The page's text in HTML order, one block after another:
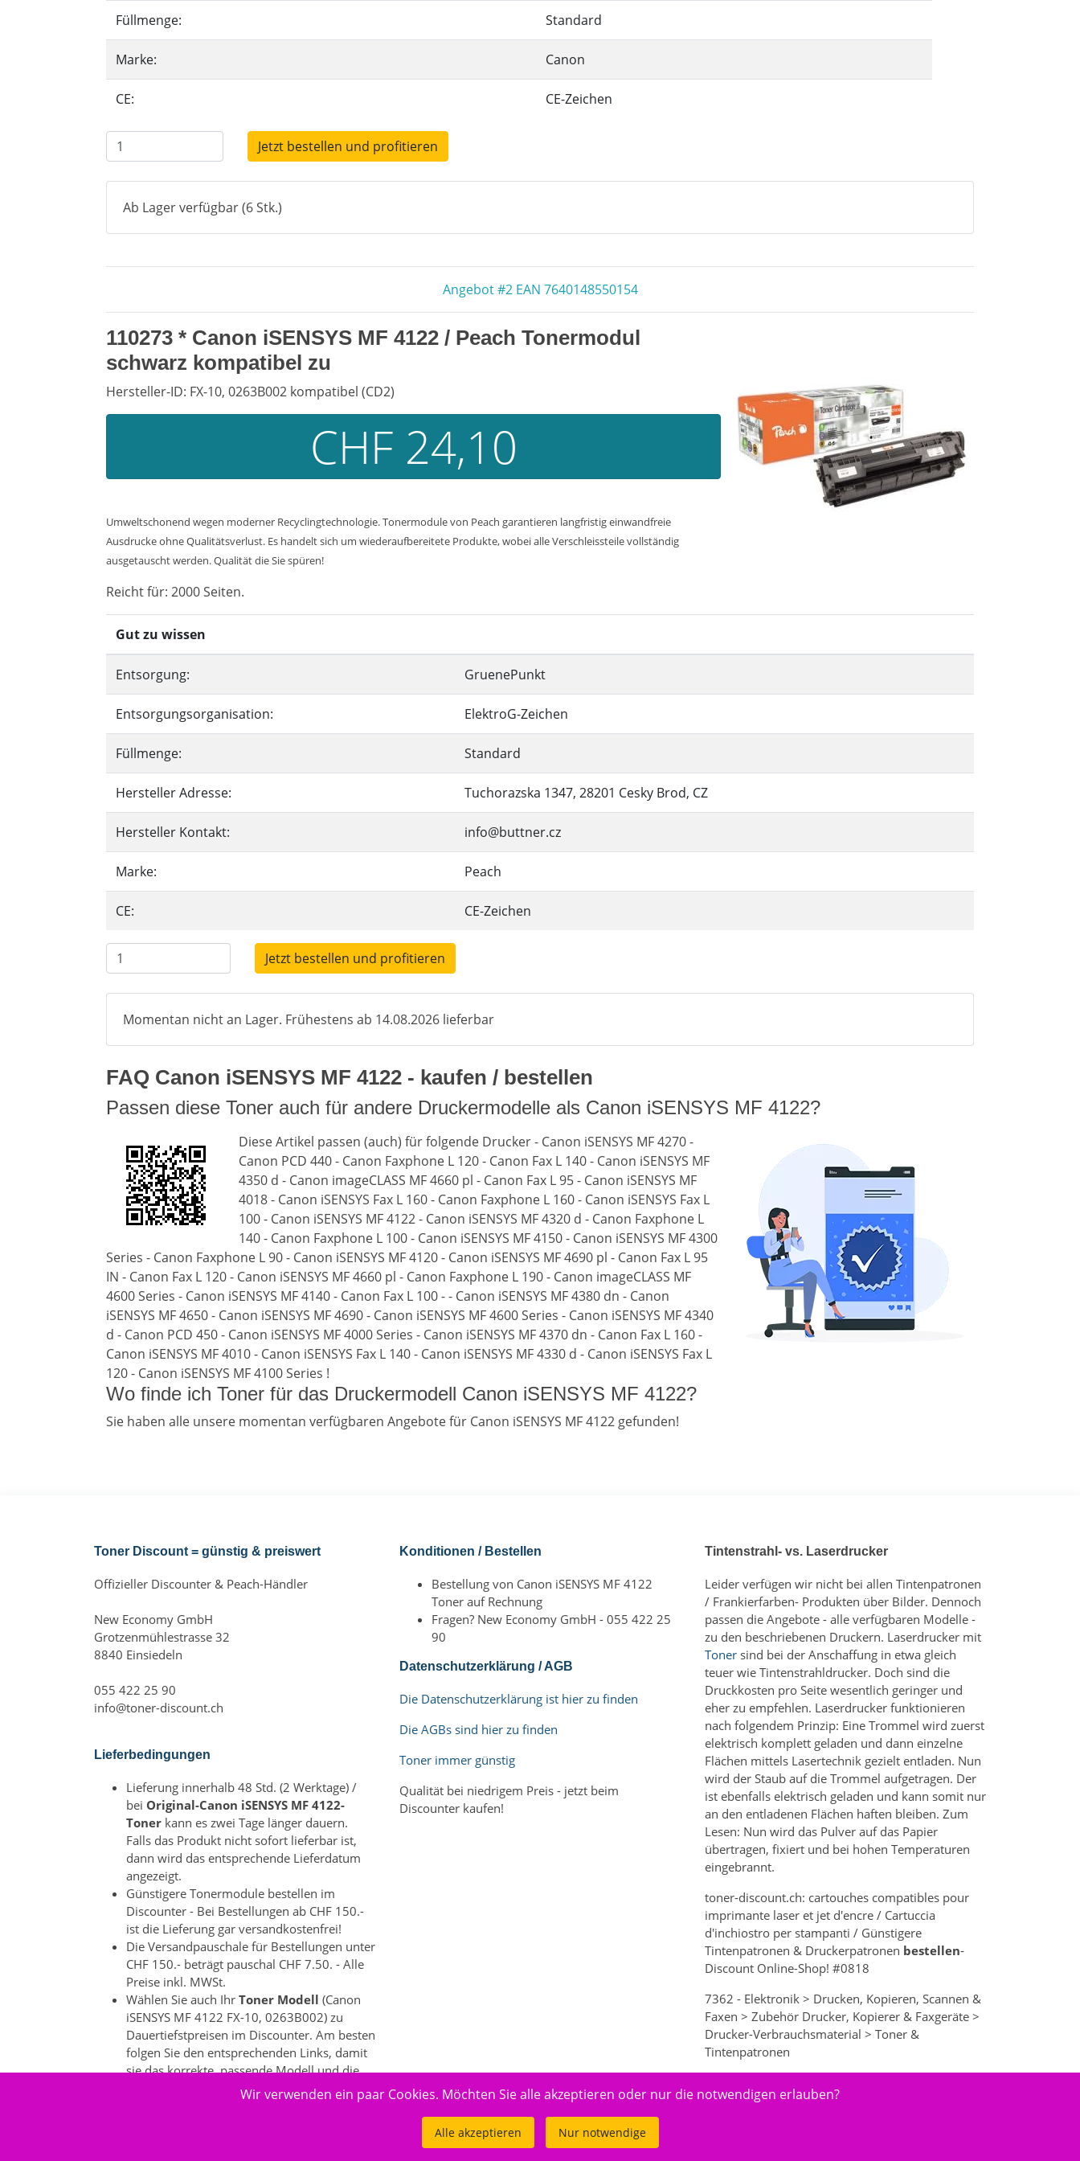
Füllmenge: Standard
Marke: Canon
CE: CE-Zeichen
Jetzt bestellen und profitieren
Ab Lager verfügbar (6 Stk.)
Angebot #2 EAN 7640148550154
110273 * Canon iSENSYS MF 4122 / Peach Tonermodul
schwarz kompatibel zu
Hersteller-ID: FX-10, 0263B002 kompatibel (CD2)
CHF 24,10
Umweltschonend wegen moderner Recyclingtechnologie. Tonermodule von Peach garantieren langfristig einwandfreie
Ausdrucke ohne Qualitätsverlust. Es handelt sich um wiederaufbereitete Produkte, wobei alle Verschleissteile vollständig
ausgetauscht werden. Qualität die Sie spüren!
Reicht für: 2000 Seiten.
Gut zu wissen
Entsorgung: GruenePunkt
Entsorgungsorganisation: ElektroG-Zeichen
Füllmenge: Standard
Hersteller Adresse: Tuchorazska 1347, 28201 Cesky Brod, CZ
Hersteller Kontakt: info@buttner.cz
Marke: Peach
CE: CE-Zeichen
Jetzt bestellen und profitieren
Momentan nicht an Lager. Frühestens ab 14.08.2026 lieferbar
FAQ Canon iSENSYS MF 4122 - kaufen / bestellen
Passen diese Toner auch für andere Druckermodelle als Canon iSENSYS MF 4122?
Diese Artikel passen (auch) für folgende Drucker - Canon iSENSYS MF 4270 -
Canon PCD 440 - Canon Faxphone L 120 - Canon Fax L 140 - Canon iSENSYS MF
4350 d - Canon imageCLASS MF 4660 pl - Canon Fax L 95 - Canon iSENSYS MF
4018 - Canon iSENSYS Fax L 160 - Canon Faxphone L 160 - Canon iSENSYS Fax L
100 - Canon iSENSYS MF 4122 - Canon iSENSYS MF 4320 d - Canon Faxphone L
140 - Canon Faxphone L 100 - Canon iSENSYS MF 4150 - Canon iSENSYS MF 4300
Series - Canon Faxphone L 90 - Canon iSENSYS MF 4120 - Canon iSENSYS MF 4690 pl - Canon Fax L 95
IN - Canon Fax L 120 - Canon iSENSYS MF 4660 pl - Canon Faxphone L 190 - Canon imageCLASS MF
4600 Series - Canon iSENSYS MF 4140 - Canon Fax L 100 - - Canon iSENSYS MF 4380 dn - Canon
iSENSYS MF 4650 - Canon iSENSYS MF 4690 - Canon iSENSYS MF 4600 Series - Canon iSENSYS MF 4340
d - Canon PCD 450 - Canon iSENSYS MF 4000 Series - Canon iSENSYS MF 4370 dn - Canon Fax L 160 -
Canon iSENSYS MF 4010 - Canon iSENSYS Fax L 140 - Canon iSENSYS MF 4330 d - Canon iSENSYS Fax L
120 - Canon iSENSYS MF 4100 Series !
Wo finde ich Toner für das Druckermodell Canon iSENSYS MF 4122?
Sie haben alle unsere momentan verfügbaren Angebote für Canon iSENSYS MF 4122 gefunden!
Toner Discount = günstig & preiswert
Offizieller Discounter & Peach-Händler
New Economy GmbH
Grotzenmühlestrasse 32
8840 Einsiedeln
055 422 25 90
info@toner-discount.ch
Lieferbedingungen
Lieferung innerhalb 48 Std. (2 Werktage) /
bei Original-Canon iSENSYS MF 4122-
Toner kann es zwei Tage länger dauern.
Falls das Produkt nicht sofort lieferbar ist,
dann wird das entsprechende Lieferdatum
angezeigt.
Günstigere Tonermodule bestellen im
Discounter - Bei Bestellungen ab CHF 150.-
ist die Lieferung gar versandkostenfrei!
Die Versandpauschale für Bestellungen unter
CHF 150.- beträgt pauschal CHF 7.50. - Alle
Preise inkl. MWSt.
Wählen Sie auch Ihr Toner Modell (Canon
iSENSYS MF 4122 FX-10, 0263B002) zu
Dauertiefstpreisen im Discounter. Am besten
folgen Sie den entsprechenden Links, damit
sie das korrekte, passende Modell und die
dazu passenden Produkte auswählen
Konditionen / Bestellen
Bestellung von Canon iSENSYS MF 4122
Toner auf Rechnung
Fragen? New Economy GmbH - 055 422 25
90
Datenschutzerklärung / AGB
Die Datenschutzerklärung ist hier zu finden
Die AGBs sind hier zu finden
Toner immer günstig
Qualität bei niedrigem Preis - jetzt beim
Discounter kaufen!
Tintenstrahl- vs. Laserdrucker
Leider verfügen wir nicht bei allen Tintenpatronen
/ Frankierfarben- Produkten über Bilder. Dennoch
passen die Angebote - alle verfügbaren Modelle -
zu den beschriebenen Druckern. Laserdrucker mit
Toner sind bei der Anschaffung in etwa gleich
teuer wie Tintenstrahldrucker. Doch sind die
Druckkosten pro Seite wesentlich geringer und
eher zu empfehlen. Laserdrucker funktionieren
nach folgendem Prinzip: Eine Trommel wird zuerst
elektrisch komplett geladen und dann einzelne
Flächen mittels Lasertechnik gezielt entladen. Nun
wird der Staub auf die Trommel aufgetragen. Der
ist ebenfalls elektrisch geladen und kann somit nur
an den entladenen Flächen haften bleiben. Zum
Lesen: Nun wird das Pulver auf das Papier
übertragen, fixiert und bei hohen Temperaturen
eingebrannt.
toner-discount.ch: cartouches compatibles pour
imprimante laser et jet d'encre / Cartuccia
d'inchiostro per stampanti / Günstigere
Tintenpatronen & Druckerpatronen bestellen-
Discount Online-Shop! #0818
7362 - Elektronik > Drucken, Kopieren, Scannen &
Faxen > Zubehör Drucker, Kopierer & Faxgeräte >
Drucker-Verbrauchsmaterial > Toner &
Tintenpatronen
Wir verwenden ein paar Cookies. Möchten Sie alle akzeptieren oder nur die notwendigen erlauben?
Alle akzeptieren Nur notwendige